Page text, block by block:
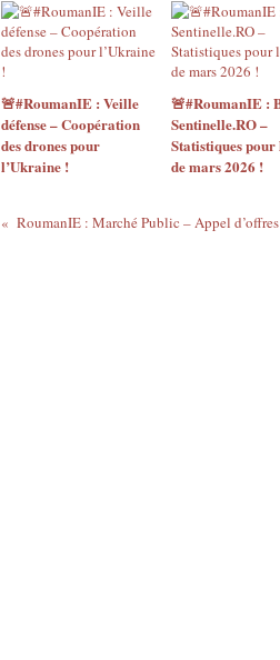
🚨#RoumanIE : Veille
défense – Coopération
des drones pour
l’Ukraine !
🚨#RoumanIE :
Sentinelle.RO –
Statistiques pour
de mars 2026 !